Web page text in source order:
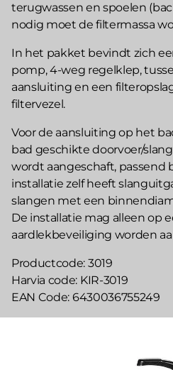
terugwassen en spoelen
nodig moet de filtermassa
In het pakket bevindt zich
pomp, 4-weg regelklep,
aansluiting en een
filtervezel.
Voor de aansluiting op het
bad geschikte doorvoer/
wordt aangeschaft,
installatie zelf heeft
slangen met een
De installatie mag alleen op
aardlekbeveiliging worden
Productcode 3019
Harvia code KIR-3019
EAN Code 6430036755249